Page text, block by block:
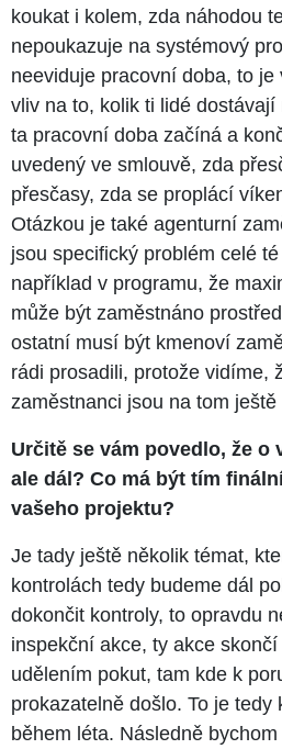
koukat i kolem, zda náhodou
nepoukazuje na systémový
neeviduje pracovní doba, to
vliv na to, kolik ti lidé
ta pracovní doba začíná a
uvedený ve smlouvě, zda
přesčasy, zda se proplácí
Otázkou je také agenturní
jsou specifický problém celé
například v programu, že
může být zaměstnáno
ostatní musí být kmenoví
rádi prosadili, protože vidíme,
zaměstnanci jsou na tom
Určitě se vám povedlo, že o
ale dál? Co má být tím
vašeho projektu?
Je tady ještě několik témat,
kontrolách tedy budeme dál
dokončit kontroly, to opravdu
inspekční akce, ty akce
udělením pokut, tam kde k
prokazatelně došlo. To je tedy
během léta. Následně